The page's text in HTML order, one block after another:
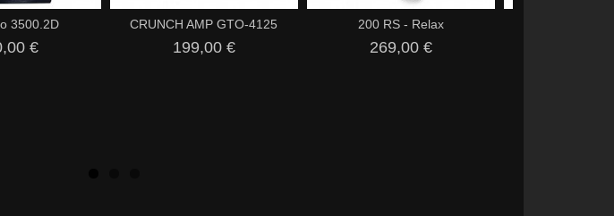
3500.2D
€
CRUNCH AMP GTO-4125
199,00 €
200 RS - Relax
269,00 €